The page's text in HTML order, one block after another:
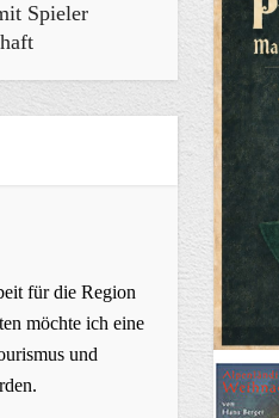
Spieler
für die Region
möchte ich eine
und